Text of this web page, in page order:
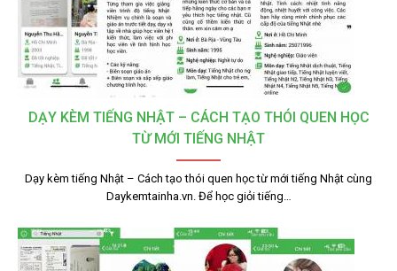
DẠY KÈM TIẾNG NHẬT – CÁCH TẠO THÓI QUEN HỌC
TỪ MỚI TIẾNG NHẬT
Dạy kèm tiếng Nhật – Cách tạo thói quen học từ mới tiếng Nhật cùng
Daykemtainha.vn. Để học giỏi tiếng…